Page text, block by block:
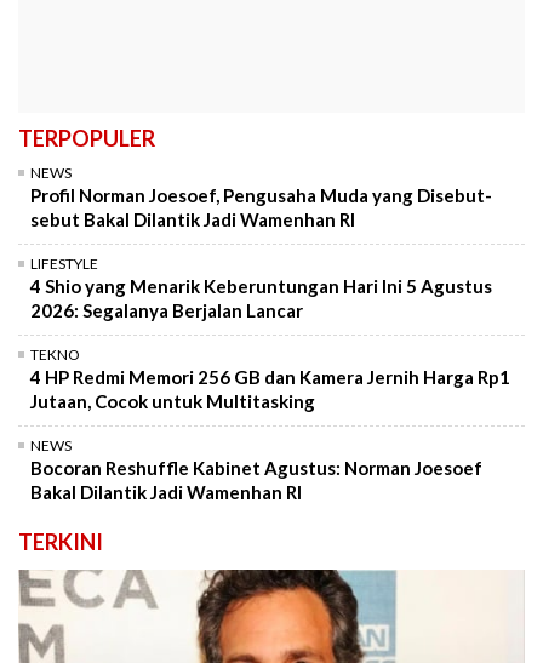
TERPOPULER
NEWS
Profil Norman Joesoef, Pengusaha Muda yang Disebut-
sebut Bakal Dilantik Jadi Wamenhan RI
LIFESTYLE
4 Shio yang Menarik Keberuntungan Hari Ini 5 Agustus
2026: Segalanya Berjalan Lancar
TEKNO
4 HP Redmi Memori 256 GB dan Kamera Jernih Harga Rp1
Jutaan, Cocok untuk Multitasking
NEWS
Bocoran Reshuffle Kabinet Agustus: Norman Joesoef
Bakal Dilantik Jadi Wamenhan RI
TERKINI